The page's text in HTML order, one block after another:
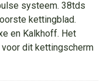
systeem. 38tds
kettingblad.
en Kalkhoff. Het
dit kettingscherm